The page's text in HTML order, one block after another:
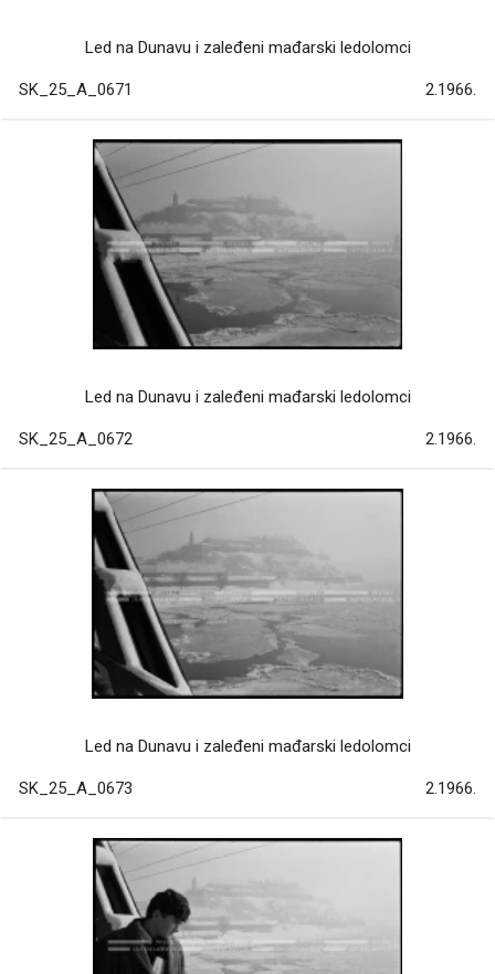
Led na Dunavu i zaleđeni mađarski ledolomci
SK_25_A_0671 2.1966.
Led na Dunavu i zaleđeni mađarski ledolomci
SK_25_A_0672 2.1966.
Led na Dunavu i zaleđeni mađarski ledolomci
SK_25_A_0673 2.1966.